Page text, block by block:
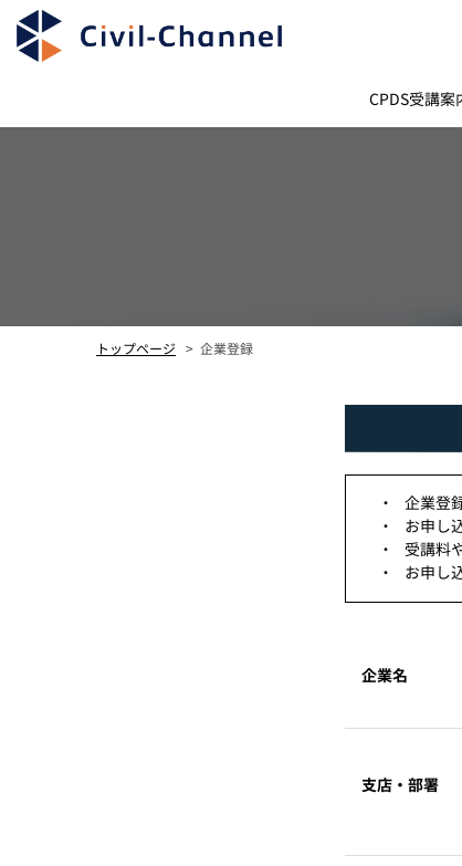
CPDS受講案
トップページ 企業登録
企業登
お申し
受講料
お申し
企業名
支店・部署